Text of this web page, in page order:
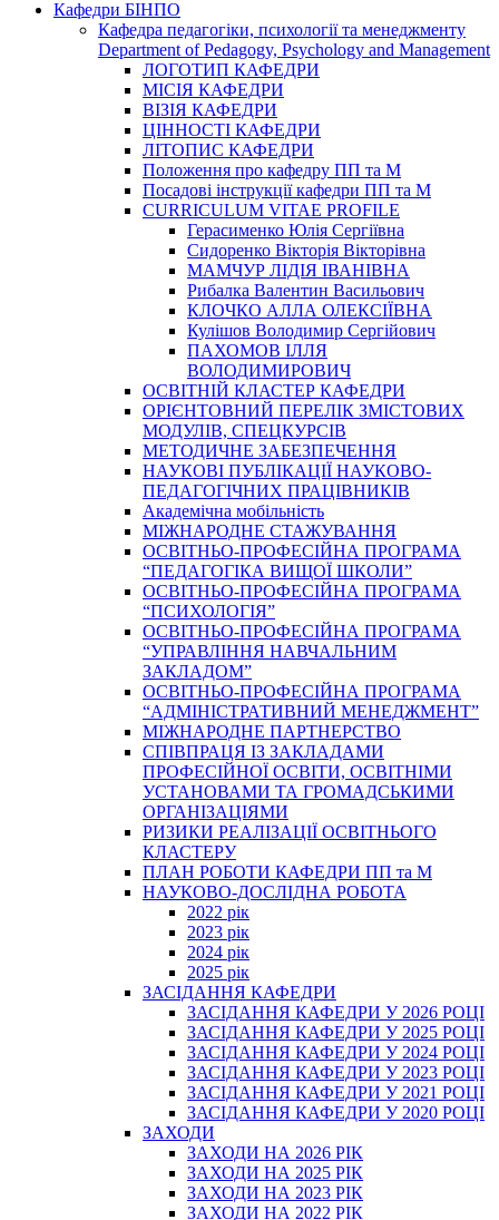
Кафедри БІНПО
Кафедра педагогіки, психології та менеджменту
Department of Pedagogy, Psychology and Management
ЛОГОТИП КАФЕДРИ
МІСІЯ КАФЕДРИ
ВІЗІЯ КАФЕДРИ
ЦІННОСТІ КАФЕДРИ
ЛІТОПИС КАФЕДРИ
Положення про кафедру ПП та М
Посадові інструкції кафедри ПП та М
CURRICULUM VITAE PROFILE
Герасименко Юлія Сергіївна
Сидоренко Вікторія Вікторівна
МАМЧУР ЛІДІЯ ІВАНІВНА
Рибалка Валентин Васильович
КЛОЧКО АЛЛА ОЛЕКСІЇВНА
Кулішов Володимир Сергійович
ПАХОМОВ ІЛЛЯ
ВОЛОДИМИРОВИЧ
ОСВІТНІЙ КЛАСТЕР КАФЕДРИ
ОРІЄНТОВНИЙ ПЕРЕЛІК ЗМІСТОВИХ
МОДУЛІВ, СПЕЦКУРСІВ
МЕТОДИЧНЕ ЗАБЕЗПЕЧЕННЯ
НАУКОВІ ПУБЛІКАЦІЇ НАУКОВО-
ПЕДАГОГІЧНИХ ПРАЦІВНИКІВ
Академічна мобільність
МІЖНАРОДНЕ СТАЖУВАННЯ
ОСВІТНЬО-ПРОФЕСІЙНА ПРОГРАМА
“ПЕДАГОГІКА ВИЩОЇ ШКОЛИ”
ОСВІТНЬО-ПРОФЕСІЙНА ПРОГРАМА
“ПСИХОЛОГІЯ”
ОСВІТНЬО-ПРОФЕСІЙНА ПРОГРАМА
“УПРАВЛІННЯ НАВЧАЛЬНИМ
ЗАКЛАДОМ”
ОСВІТНЬО-ПРОФЕСІЙНА ПРОГРАМА
“АДМІНІСТРАТИВНИЙ МЕНЕДЖМЕНТ”
МІЖНАРОДНЕ ПАРТНЕРСТВО
СПІВПРАЦЯ ІЗ ЗАКЛАДАМИ
ПРОФЕСІЙНОЇ ОСВІТИ, ОСВІТНІМИ
УСТАНОВАМИ ТА ГРОМАДСЬКИМИ
ОРГАНІЗАЦІЯМИ
РИЗИКИ РЕАЛІЗАЦІЇ ОСВІТНЬОГО
КЛАСТЕРУ
ПЛАН РОБОТИ КАФЕДРИ ПП та М
НАУКОВО-ДОСЛІДНА РОБОТА
2022 рік
2023 рік
2024 рік
2025 рік
ЗАСІДАННЯ КАФЕДРИ
ЗАСІДАННЯ КАФЕДРИ У 2026 РОЦІ
ЗАСІДАННЯ КАФЕДРИ У 2025 РОЦІ
ЗАСІДАННЯ КАФЕДРИ У 2024 РОЦІ
ЗАСІДАННЯ КАФЕДРИ У 2023 РОЦІ
ЗАСІДАННЯ КАФЕДРИ У 2021 РОЦІ
ЗАСІДАННЯ КАФЕДРИ У 2020 РОЦІ
ЗАХОДИ
ЗАХОДИ НА 2026 РІК
ЗАХОДИ НА 2025 РІК
ЗАХОДИ НА 2023 РІК
ЗАХОДИ НА 2022 РІК